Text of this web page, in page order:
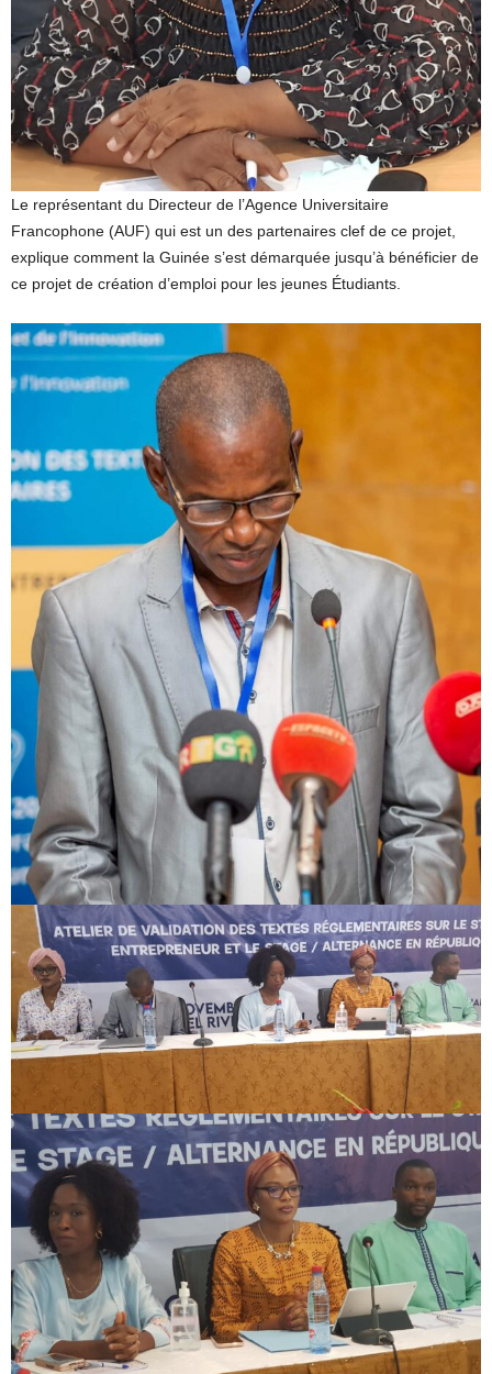
Le représentant du Directeur de l’Agence Universitaire
Francophone (AUF) qui est un des partenaires clef de ce projet,
explique comment la Guinée s’est démarquée jusqu’à bénéficier de
ce projet de création d’emploi pour les jeunes Étudiants.